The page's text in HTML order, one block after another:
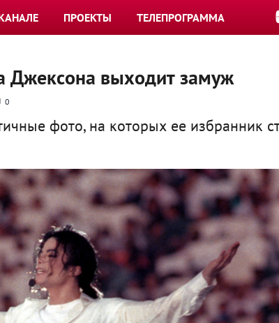
ПРОЕКТЫ ТЕЛЕПРОГРАММА
Джексона выходит замуж
0
фото, на которых ее избранник